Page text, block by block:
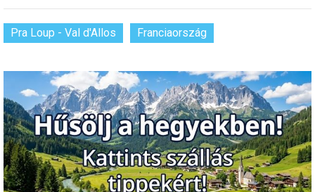
Szakértők
Szánkó
Szótárak
Telemark
Téli sportok
Pra Loup - Val d'Allos Franciaország